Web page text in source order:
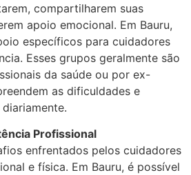
compartilharem suas
apoio emocional. Em Bauru,
específicos para cuidadores
Esses grupos geralmente são
da saúde ou por ex-
as dificuldades e
Profissional
enfrentados pelos cuidadores
e física. Em Bauru, é possível